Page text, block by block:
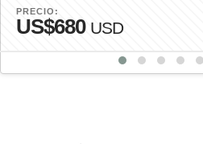
PRECIO:
US$680 USD